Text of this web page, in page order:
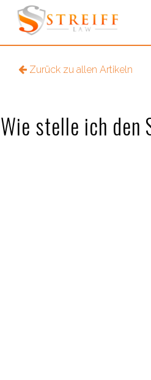
Zurück zu allen Artikeln
Wie stelle ich den